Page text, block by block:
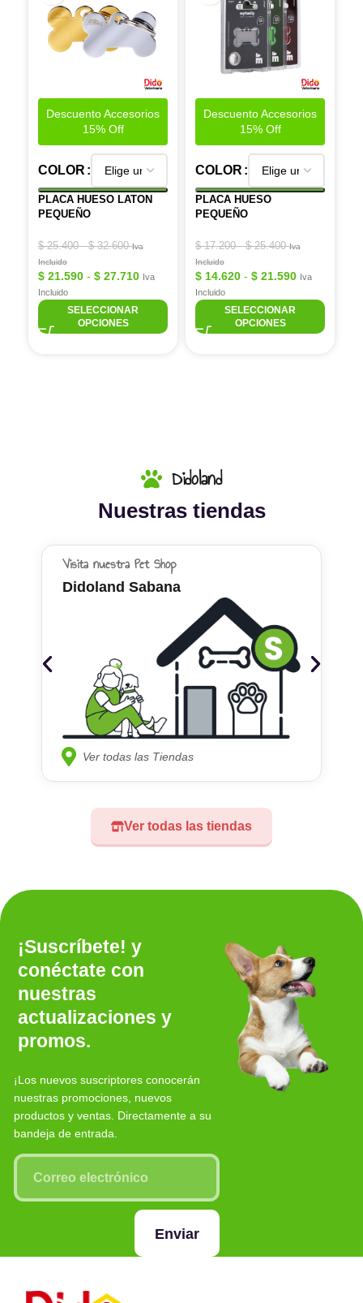
Descuento Accesorios
15% Off
COLOR
PLACA HUESO LATON
PEQUEÑO
$25.400 - $32.600 Iva
Incluido
$ 21.590 - $ 27.710 Iva
Incluido
SELECCIONAR
OPCIONES
Descuento Accesorios
15% Off
COLOR
PLACA HUESO
PEQUEÑO
$17.200 - $25.400 Iva
Incluido
$ 14.620 - $ 21.590 Iva
Incluido
SELECCIONAR
OPCIONES
Didoland
Nuestras tiendas
Ver todas las tiendas
Visita nuestra Pet Shop
Didoland Sabana
Ver todas las Tiendas
¡Suscríbete! y
conéctate con
nuestras
actualizaciones y
promos.
¡Los nuevos suscriptores conocerán
nuestras promociones, nuevos
productos y ventas. Directamente a su
bandeja de entrada.
Enviar